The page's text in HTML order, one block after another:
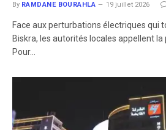
By RAMDANE BOURAHLA 19 juillet 2026
​Face aux perturbations électriques qui
Biskra, les autorités locales appellent la
Pour…